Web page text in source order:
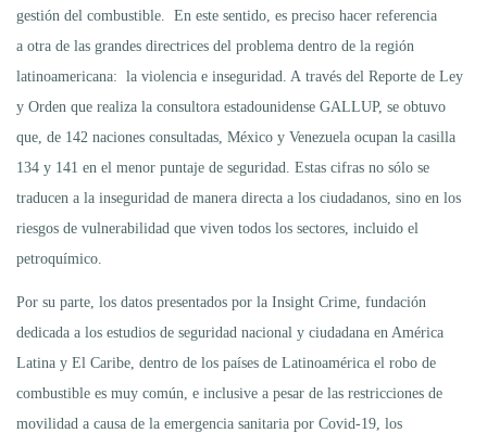
gestión del combustible. En este sentido, es preciso hacer referencia
a otra de las grandes directrices del problema dentro de la región
latinoamericana: la violencia e inseguridad. A través del Reporte de Ley
y Orden que realiza la consultora estadounidense GALLUP, se obtuvo
que, de 142 naciones consultadas, México y Venezuela ocupan la casilla
134 y 141 en el menor puntaje de seguridad. Estas cifras no sólo se
traducen a la inseguridad de manera directa a los ciudadanos, sino en los
riesgos de vulnerabilidad que viven todos los sectores, incluido el
petroquímico.
Por su parte, los datos presentados por la Insight Crime, fundación
dedicada a los estudios de seguridad nacional y ciudadana en América
Latina y El Caribe, dentro de los países de Latinoamérica el robo de
combustible es muy común, e inclusive a pesar de las restricciones de
movilidad a causa de la emergencia sanitaria por Covid-19, los